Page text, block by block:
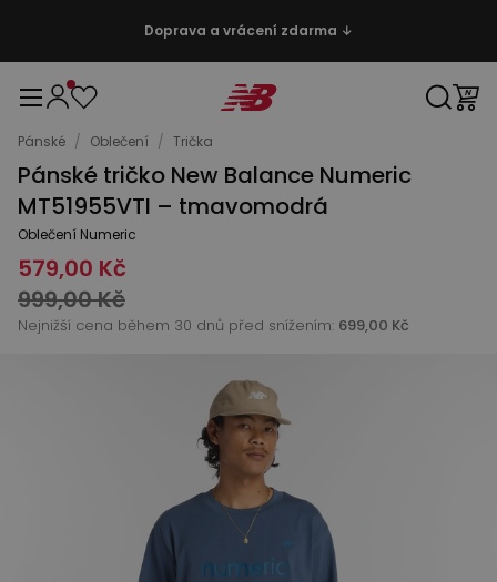
Doprava a vrácení zdarma ↓
Pánské / Oblečení / Trička
Pánské tričko New Balance Numeric
MT51955VTI – tmavomodrá
Oblečení Numeric
579,00 Kč
999,00 Kč
Nejnižší cena během 30 dnů před snížením: 699,00 Kč